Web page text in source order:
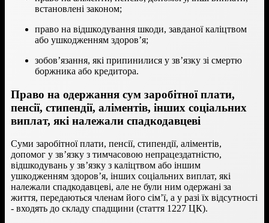
встановлені законом;
право на відшкодування шкоди, завданої каліцтвом
або ушкодженням здоров’я;
зобов’язання, які припинилися у зв’язку зі смертю
боржника або кредитора.
Право на одержання сум заробітної плати,
пенсії, стипендії, аліментів, інших соціальних
виплат, які належали спадкодавцеві
Суми заробітної плати, пенсії, стипендії, аліментів,
допомог у зв’язку з тимчасовою непрацездатністю,
відшкодувань у зв’язку з каліцтвом або іншим
ушкодженням здоров’я, інших соціальних виплат, які
належали спадкодавцеві, але не були ним одержані за
життя, передаються членам його сім’ї, а у разі їх відсутності
- входять до складу спадщини (стаття 1227 ЦК).